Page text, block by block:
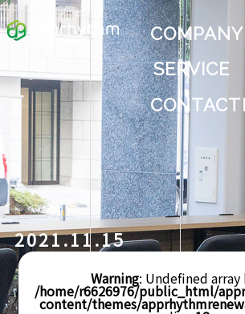
COMPANY
SERVICE
CONTACT
2021.11.15
Warning: Undefined array
/home/r6626976/public_html/
content/themes/